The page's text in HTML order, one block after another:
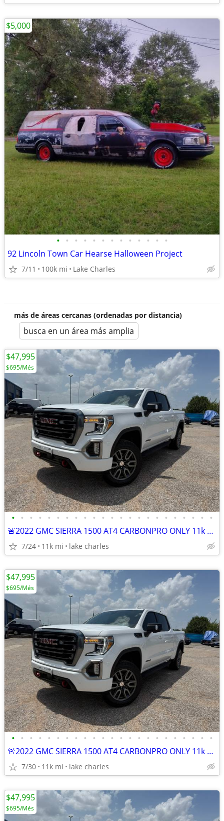
• • • • • • • • • • • • •
92 Lincoln Town Car Hearse Halloween Project
7/11 100k mi Lake Charles
$5,000
más de áreas cercanas (ordenadas por distancia)
busca en un área más amplia
• • • • • • • • • • • • • • • • • • • • • • •
🚨2022 GMC SIERRA 1500 AT4 CARBONPRO ONLY 11k miles
7/24 11k mi lake charles
$47,995
$695/Més
• • • • • • • • • • • • • • • • • • • • • • •
🚨2022 GMC SIERRA 1500 AT4 CARBONPRO ONLY 11k miles
7/30 11k mi lake charles
$47,995
$695/Més
$47,995
$695/Més